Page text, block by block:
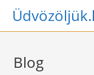
Skip
Blog